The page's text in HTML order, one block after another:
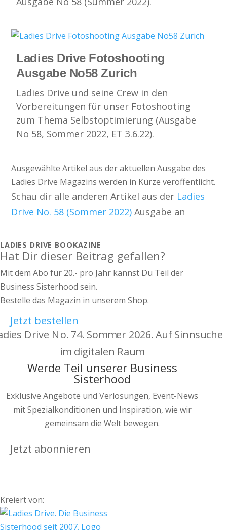
Ladies Drive Fotoshooting
Ausgabe No58 Zurich
Ladies Drive und seine Crew in den
Vorbereitungen für unser Fotoshooting
zum Thema Selbstoptimierung (Ausgabe
No 58, Sommer 2022, ET 3.6.22).
Ausgewählte Artikel aus der aktuellen Ausgabe des
Ladies Drive Magazins werden in Kürze veröffentlicht.
Schau dir alle anderen Artikel aus der Ladies
Drive No. 58 (Sommer 2022) Ausgabe an
LADIES DRIVE BOOKAZINE
Hat Dir dieser Beitrag gefallen?
Mit dem Abo für 20.- pro Jahr kannst Du Teil der
Business Sisterhood sein.
Bestelle das Magazin in unserem Shop.
Jetzt bestellen
Werde Teil unserer Business
Sisterhood
Exklusive Angebote und Verlosungen, Event-News
mit Spezialkonditionen und Inspiration, wie wir
gemeinsam die Welt bewegen.
Jetzt abonnieren
Kreiert von: